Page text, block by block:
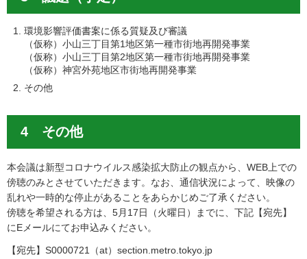
環境影響評価書案に係る質疑及び審議
（仮称）小山三丁目第1地区第一種市街地再開発事業
（仮称）小山三丁目第2地区第一種市街地再開発事業
（仮称）神宮外苑地区市街地再開発事業
その他
4 その他
本会議は新型コロナウイルス感染拡大防止の観点から、WEB上での
傍聴のみとさせていただきます。なお、通信状況によって、映像の
乱れや一時的な停止があることをあらかじめご了承ください。
傍聴を希望される方は、5月17日（火曜日）までに、下記【宛先】
にEメールにてお申込みください。
【宛先】S0000721（at）section.metro.tokyo.jp